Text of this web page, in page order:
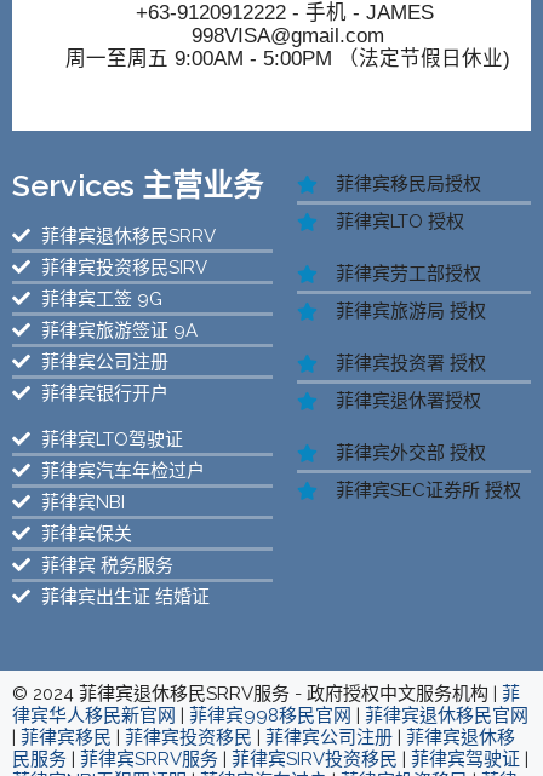
+63-9120912222- 手机 - JAMES
998VISA@gmail.com
周一至周五 9:00AM - 5:00PM （法定节假日休业)
Services 主营业务
菲律宾退休移民SRRV
菲律宾投资移民SIRV
菲律宾工签 9G
菲律宾旅游签证 9A
菲律宾公司注册
菲律宾银行开户
菲律宾LTO驾驶证
菲律宾汽车年检过户
菲律宾NBI
菲律宾保关
菲律宾 税务服务
菲律宾出生证 结婚证
菲律宾移民局授权
菲律宾LTO 授权
菲律宾劳工部授权
菲律宾旅游局 授权
菲律宾投资署 授权
菲律宾退休署授权
菲律宾外交部 授权
菲律宾SEC证券所 授权
© 2024 菲律宾退休移民SRRV服务 - 政府授权中文服务机构 | 菲
律宾华人移民新官网 | 菲律宾998移民官网 | 菲律宾退休移民官网
| 菲律宾移民 | 菲律宾投资移民 | 菲律宾公司注册 | 菲律宾退休移
民服务 | 菲律宾SRRV服务 | 菲律宾SIRV投资移民 | 菲律宾驾驶证 |